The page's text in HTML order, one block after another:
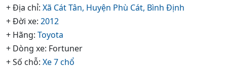
+ Địa chỉ: Xã Cát Tân, Huyện Phù Cát, Bình Định
+ Đời xe: 2012
+ Hãng: Toyota
+ Dòng xe: Fortuner
+ Số chỗ: Xe 7 chổ